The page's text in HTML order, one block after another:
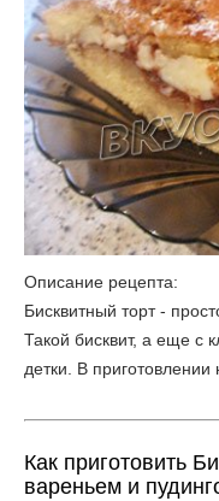
Описание рецепта:
Бисквитный торт -
Такой бисквит, а еще с
детки. В
Как приготовить
вареньем и